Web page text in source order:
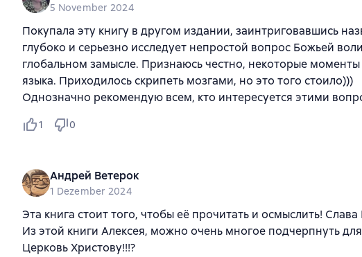
5 November 2024
Покупала эту книгу в другом издании, заинтриговавшись
глубоко и серьезно исследует непростой вопрос Божьей
глобальном замысле. Признаюсь честно, некоторые
языка. Приходилось скрипеть мозгами, но это того стоило)))
Однозначно рекомендую всем, кто интересуется этими
1 0
Андрей Ветерок
1 Dezember 2024
Эта книга стоит того, чтобы её прочитать и осмыслить! Слава
Из этой книги Алексея, можно очень многое подчерпнуть
Церковь Христову!!!?